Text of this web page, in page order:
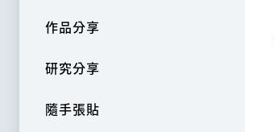
作品分享
研究分享
隨手張貼